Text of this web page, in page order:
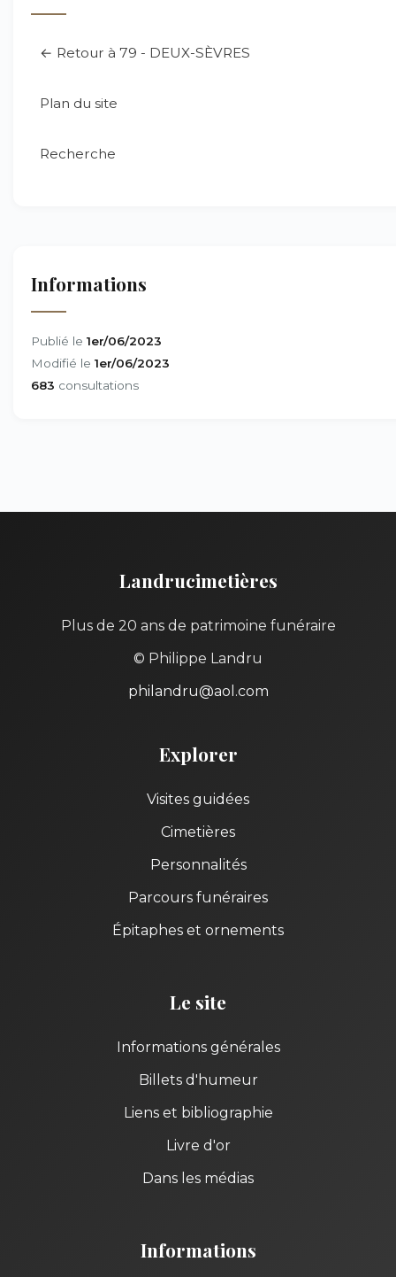
← Retour à 79 - DEUX-SÈVRES
Plan du site
Recherche
Informations
Publié le 1er/06/2023
Modifié le 1er/06/2023
683 consultations
Landrucimetières
Plus de 20 ans de patrimoine funéraire
© Philippe Landru
philandru@aol.com
Explorer
Visites guidées
Cimetières
Personnalités
Parcours funéraires
Épitaphes et ornements
Le site
Informations générales
Billets d'humeur
Liens et bibliographie
Livre d'or
Dans les médias
Informations